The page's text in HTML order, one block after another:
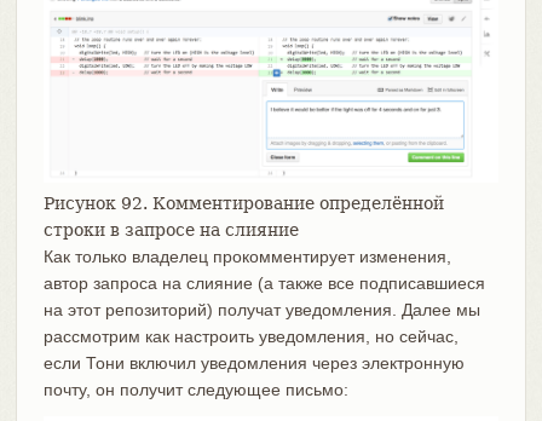
Рисунок 92. Комментирование определённой
строки в запросе на слияние
Как только владелец прокомментирует изменения,
автор запроса на слияние (а также все подписавшиеся
на этот репозиторий) получат уведомления. Далее мы
рассмотрим как настроить уведомления, но сейчас,
если Тони включил уведомления через электронную
почту, он получит следующее письмо: